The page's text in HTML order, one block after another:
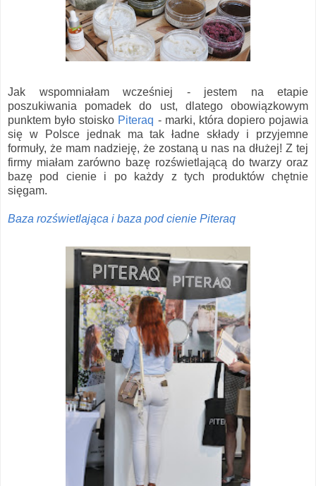
Jak wspomniałam wcześniej - jestem na etapie
poszukiwania pomadek do ust, dlatego obowiązkowym
punktem było stoisko Piteraq - marki, która dopiero pojawia
się w Polsce jednak ma tak ładne składy i przyjemne
formuły, że mam nadzieję, że zostaną u nas na dłużej! Z tej
firmy miałam zarówno bazę rozświetlającą do twarzy oraz
bazę pod cienie i po każdy z tych produktów chętnie
sięgam.
Baza rozświetlająca i baza pod cienie Piteraq